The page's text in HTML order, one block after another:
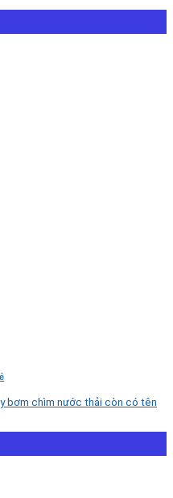
bơm chìm nước thải còn có tên